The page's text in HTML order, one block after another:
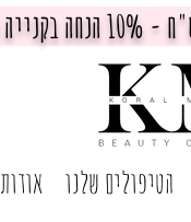
אודות הטיפולים שלנו